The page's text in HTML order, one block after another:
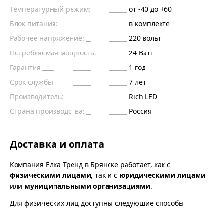
Температурный режим:
от -40 до +60
Блок питания:
в комплекте
Рабочее напряжение:
220 вольт
Потребляемая мощность:
24 Ватт
Гарантия
1 год
Срок службы
7 лет
Производитель:
Rich LED
Страна производства:
Россия
Доставка и оплата
Компания Ёлка Тренд в Брянске работает, как с
физическими лицами, так и с юридическими лицами
или муниципальными организациями.
Для физических лиц доступны следующие способы